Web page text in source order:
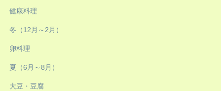
健康料理
冬（12月～2月）
卵料理
夏（6月～8月）
大豆・豆腐